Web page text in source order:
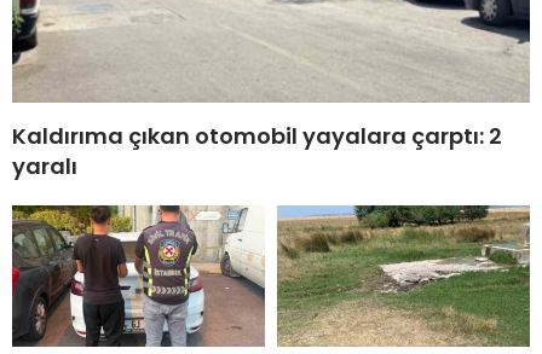
Kaldırıma çıkan otomobil yayalara çarptı: 2
yaralı